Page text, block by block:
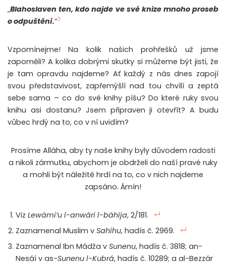
„Blahoslaven ten, kdo najde ve své knize mnoho proseb
o odpuštění.“3
Vzpomínejme! Na kolik našich prohřešků už jsme
zapoměli? A kolika dobrými skutky si můžeme být jisti, že
je tam opravdu najdeme? Ať každý z nás dnes zapojí
svou představivost, zapřemýšlí nad tou chvílí a zeptá
sebe sama – co do své knihy píšu? Do které ruky svou
knihu asi dostanu? Jsem připraven ji otevřít? A budu
vůbec hrdý na to, co v ní uvidím?
Prosíme Alláha, aby ty naše knihy byly důvodem radosti
a nikoli zármutku, abychom je obdrželi do naší pravé ruky
a mohli být náležitě hrdí na to, co v nich najdeme
zapsáno. Ámín!
Viz Lewámi’u l-anwári l-báhíja, 2/181.
Zaznamenal Muslim v Sahíhu, hadís č. 2969.
Zaznamenal Ibn Mádža v Sunenu, hadís č. 3818; an-
Nesáí v as-Sunenu l-Kubrá, hadís č. 10289; a al-Bezzár